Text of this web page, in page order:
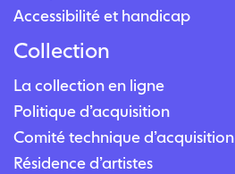
Accessibilité et handicap
Collection
La collection en ligne
Politique d’acquisition
Comité technique d’acquisition
Résidence d’artistes